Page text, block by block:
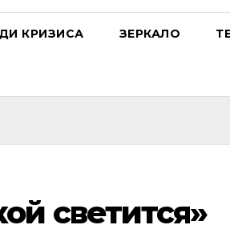
КРИЗИСА ЗЕРКАЛО
светится»